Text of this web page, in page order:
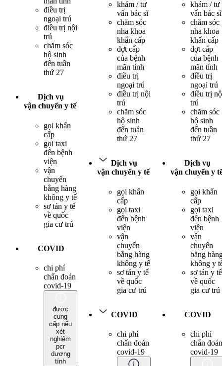
điều trị
ngoại trú
điều trị nội
trú
chăm sóc
hộ sinh
đến tuần
thứ 27
Dịch vụ
vận chuyển y tế
gọi khẩn
cấp
gọi taxi
đến bệnh
viện
vận
chuyển
bằng hàng
không y tế
sơ tán y tế
về quốc
gia cư trú
COVID
chi phí
chẩn đoán
covid-19
được
cung
cấp nếu
xét
nghiệm
pcr
dương
tính
khám / tư
vấn bác sĩ
chăm sóc
nha khoa
khẩn cấp
đợt cấp
của bệnh
mãn tính
điều trị
ngoại trú
điều trị nội
trú
chăm sóc
hộ sinh
đến tuần
thứ 27
Dịch vụ
vận chuyển y tế
gọi khẩn
cấp
gọi taxi
đến bệnh
viện
vận
chuyển
bằng hàng
không y tế
sơ tán y tế
về quốc
gia cư trú
COVID
chi phí
chẩn đoán
covid-19
khám / tư
vấn bác sĩ
chăm sóc
nha khoa
khẩn cấp
đợt cấp
của bệnh
mãn tính
điều trị
ngoại trú
điều trị
trú
chăm sóc
hộ sinh
đến tuần
thứ 27
Dịch vụ
vận chuyển y
gọi khẩn
cấp
gọi taxi
đến bệnh
viện
vận
chuyển
bằng
không y
sơ tán y tế
về quốc
gia cư trú
COVID
chi phí
chẩn đoán
covid-19